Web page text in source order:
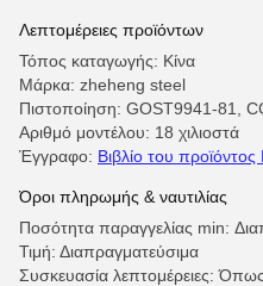
Λεπτομέρειες προϊόντων
Τόπος καταγωγής: Κίνα
Μάρκα: zheheng steel
Πιστοποίηση: GOST9941-81,
Αριθμό μοντέλου: 18 χιλιοστά
Έγγραφο: Βιβλίο του προϊόντος
Όροι πληρωμής & ναυτιλίας
Ποσότητα παραγγελίας min:
Τιμή: Διαπραγματεύσιμα
Συσκευασία λεπτομέρειες: Όπως